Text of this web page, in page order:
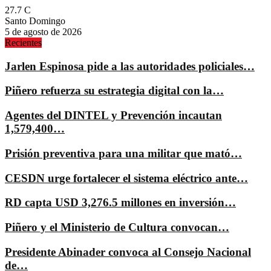
27.7 C
Santo Domingo
5 de agosto de 2026
Recientes
Jarlen Espinosa pide a las autoridades policiales…
Piñero refuerza su estrategia digital con la…
Agentes del DINTEL y Prevención incautan
1,579,400…
Prisión preventiva para una militar que mató…
CESDN urge fortalecer el sistema eléctrico ante…
RD capta USD 3,276.5 millones en inversión…
Piñero y el Ministerio de Cultura convocan…
Presidente Abinader convoca al Consejo Nacional
de…